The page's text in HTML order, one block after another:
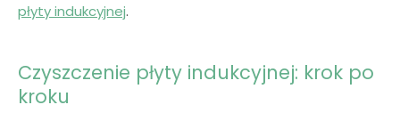
płyty indukcyjnej.
Czyszczenie płyty indukcyjnej: krok po
kroku